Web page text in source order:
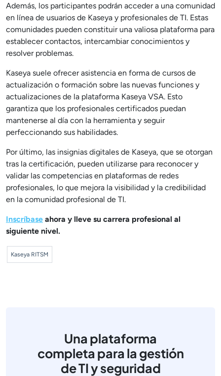
Además, los participantes podrán acceder a una comunidad
en línea de usuarios de Kaseya y profesionales de TI. Estas
comunidades pueden constituir una valiosa plataforma para
establecer contactos, intercambiar conocimientos y
resolver problemas.
Kaseya suele ofrecer asistencia en forma de cursos de
actualización o formación sobre las nuevas funciones y
actualizaciones de la plataforma Kaseya VSA. Esto
garantiza que los profesionales certificados puedan
mantenerse al día con la herramienta y seguir
perfeccionando sus habilidades.
Por último, las insignias digitales de Kaseya, que se otorgan
tras la certificación, pueden utilizarse para reconocer y
validar las competencias en plataformas de redes
profesionales, lo que mejora la visibilidad y la credibilidad
en la comunidad profesional de TI.
Inscríbase ahora y lleve su carrera profesional al
siguiente nivel.
Kaseya RITSM
Una plataforma
completa para la gestión
de TI y seguridad